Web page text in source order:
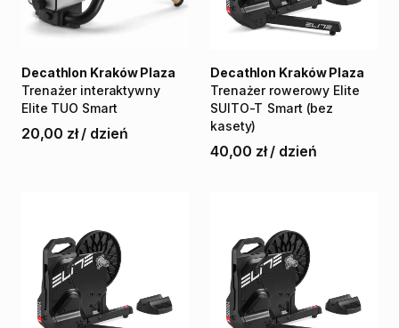
Trenażer interaktywny
Elite TUO Smart
Decathlon Kraków Plaza
20,00 zł / dzień
Trenażer rowerowy Elite
SUITO-T Smart (bez
kasety)
Decathlon Kraków Plaza
40,00 zł / dzień